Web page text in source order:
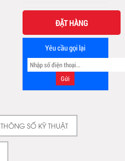
ĐẶT HÀNG
Yêu cầu gọi lại
THÔNG SỐ KỸ THUẬT